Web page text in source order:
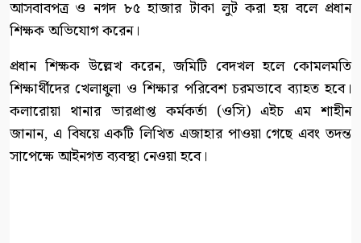
আসবাবপত্র ও নগদ ৮৫ হাজার টাকা লুট করা হয় বলে প্রধান
শিক্ষক অভিযোগ করেন।
প্রধান শিক্ষক উল্লেখ করেন, জমিটি বেদখল হলে কোমলমতি
শিক্ষার্থীদের খেলাধুলা ও শিক্ষার পরিবেশ চরমভাবে ব্যাহত হবে।
কলারোয়া থানার ভারপ্রাপ্ত কর্মকর্তা (ওসি) এইচ এম শাহীন
জানান, এ বিষয়ে একটি লিখিত এজাহার পাওয়া গেছে এবং তদন্ত
সাপেক্ষে আইনগত ব্যবস্থা নেওয়া হবে।